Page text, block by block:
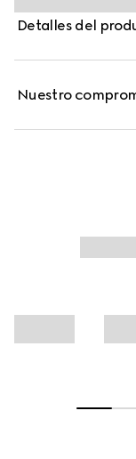
combina a la
evoca una
enriquecido con
Detalles del
Nuestro